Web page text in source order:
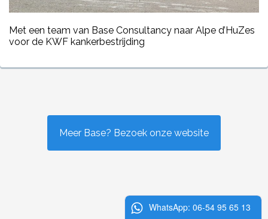
Met een team van Base Consultancy naar Alpe d’HuZes
voor de KWF kankerbestrijding
Meer Base? Bezoek onze website
WhatsApp: 06-54 95 65 13